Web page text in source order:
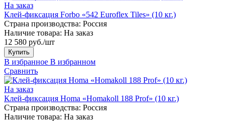
На заказ
Клей-фиксация Forbo «542 Euroflex Tiles» (10 кг.)
Страна производства: Россия
Наличие товара: На заказ
12 580 руб./шт
Купить
В избранное В избранном
Сравнить
На заказ
Клей-фиксация Homa «Homakoll 188 Prof» (10 кг.)
Страна производства: Россия
Наличие товара: На заказ